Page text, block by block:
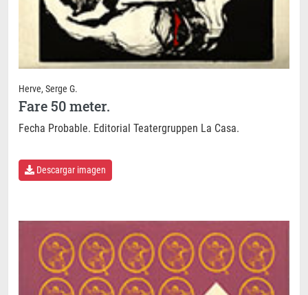
Herve, Serge G.
Fare 50 meter.
Fecha Probable. Editorial Teatergruppen La Casa.
Descargar imagen